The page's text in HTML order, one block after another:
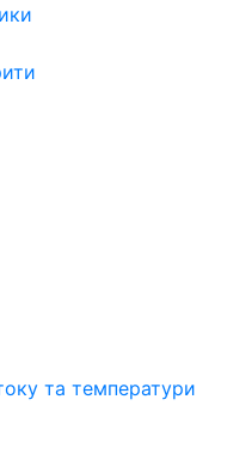
та температури